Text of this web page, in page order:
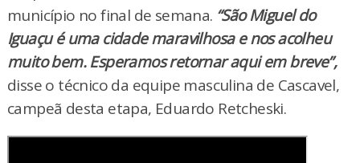
município no final de semana. “São Miguel do
Iguaçu é uma cidade maravilhosa e nos acolheu
muito bem. Esperamos retornar aqui em breve”,
disse o técnico da equipe masculina de Cascavel,
campeã desta etapa, Eduardo Retcheski.